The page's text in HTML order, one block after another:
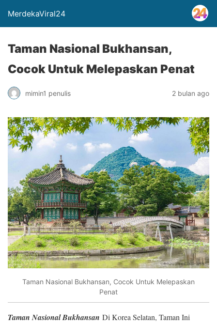
MerdekaViral24
Taman Nasional Bukhansan,
Cocok Untuk Melepaskan Penat
mimin1 penulis 2 bulan ago
Taman Nasional Bukhansan, Cocok Untuk Melepaskan
Penat
Taman Nasional Bukhansan Di Korea Selatan, Taman Ini